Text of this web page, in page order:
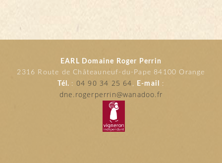
EARL Domaine Roger Perrin
2316 Route de Châteauneuf-du-Pape 84100 Orange
Tél. : 04 90 34 25 64 , E-mail :
dne.rogerperrin@wanadoo.fr